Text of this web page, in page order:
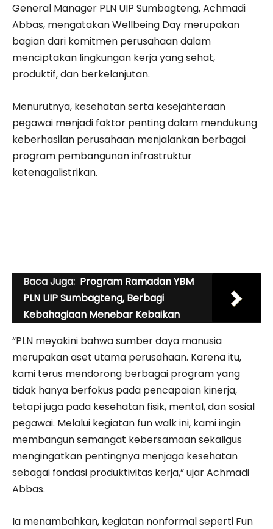
General Manager PLN UIP Sumbagteng, Achmadi
Abbas, mengatakan Wellbeing Day merupakan
bagian dari komitmen perusahaan dalam
menciptakan lingkungan kerja yang sehat,
produktif, dan berkelanjutan.
Menurutnya, kesehatan serta kesejahteraan
pegawai menjadi faktor penting dalam mendukung
keberhasilan perusahaan menjalankan berbagai
program pembangunan infrastruktur
ketenagalistrikan.
Baca Juga: Program Ramadan YBM
PLN UIP Sumbagteng, Berbagi
Kebahagiaan Menebar Kebaikan
“PLN meyakini bahwa sumber daya manusia
merupakan aset utama perusahaan. Karena itu,
kami terus mendorong berbagai program yang
tidak hanya berfokus pada pencapaian kinerja,
tetapi juga pada kesehatan fisik, mental, dan sosial
pegawai. Melalui kegiatan fun walk ini, kami ingin
membangun semangat kebersamaan sekaligus
mengingatkan pentingnya menjaga kesehatan
sebagai fondasi produktivitas kerja,” ujar Achmadi
Abbas.
Ia menambahkan, kegiatan nonformal seperti Fun